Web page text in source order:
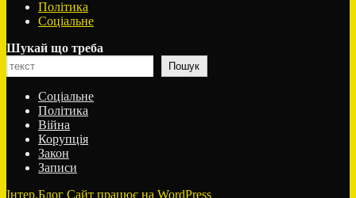
Політика
Соціальне
Шукай що треба
Пошук
Соціальне
Політика
Війна
Корупція
Закон
Записи
Інтер.Блог Сайт працює на WordPress